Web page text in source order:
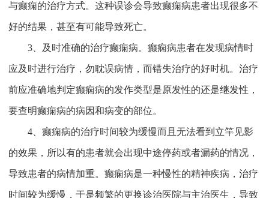
与癫痫的治疗方式。这种误诊会导致癫痫病患者出现很多不
好的结果，甚至有可能导致死亡。
3、及时准确的治疗癫痫病。癫痫病患者在发现病情时
应及时进行治疗，勿耽误病情，而错失治疗的好时机。治疗
前应准确地判定癫痫病的发作类型是原发性的还是继发性，
要查明癫痫病的病因和病变的部位。
4、癫痫病的治疗时间较为缓慢而且无法看到立竿见影
的效果，所以有的患者就会出现中途停药或者漏药的情况，
导致患者的病情加重。癫痫病是一种慢性的精神疾病，治疗
时间较为缓慢，于是频繁的更换诊治医院与主治医生，导致